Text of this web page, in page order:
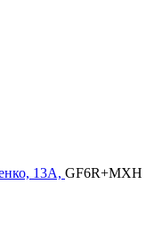
13А, GF6R+MXH